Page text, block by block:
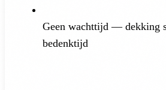
Geen wachttijd — dekking
bedenktijd